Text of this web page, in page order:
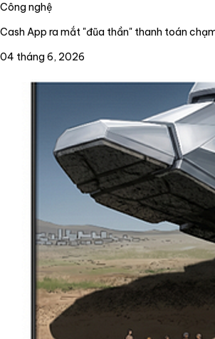
Công nghệ
Cash App ra mắt "đũa thần" thanh toán
04 tháng 6, 2026